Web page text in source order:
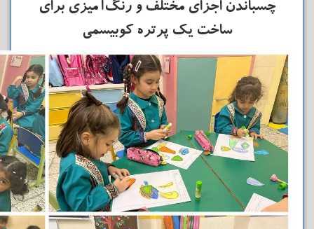
چسباندن اجزای مختلف و رنگ‌آمیزی برای
ساخت یک پرتره کوبیسمی